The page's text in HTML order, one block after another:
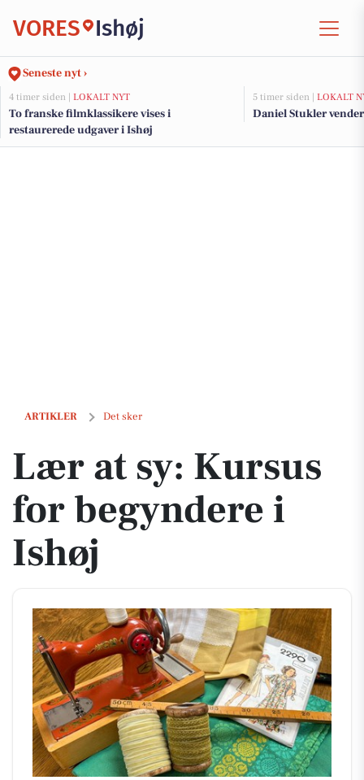
VORES Ishøj
Seneste nyt ›
4 timer siden | LOKALT NYT
To franske filmklassikere vises i
restaurerede udgaver i Ishøj
5 timer siden | LOKALT
Daniel Stukler
ARTIKLER Det sker
Lær at sy: Kursus for begyndere i Ishøj
Lær at sy: Kursus
for begyndere i
Ishøj